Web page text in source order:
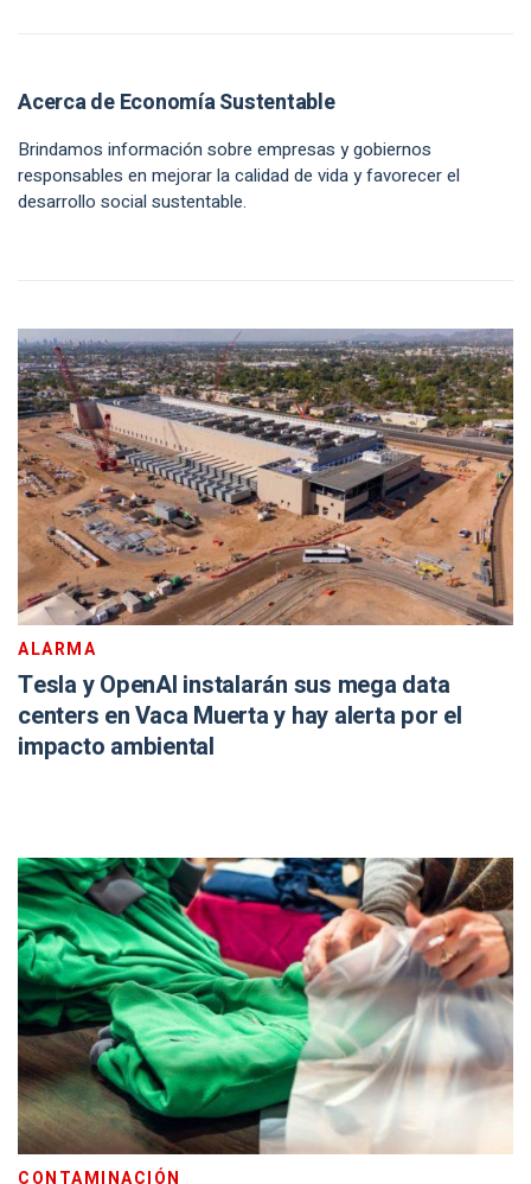
Acerca de Economía Sustentable
Brindamos información sobre empresas y gobiernos
responsables en mejorar la calidad de vida y favorecer el
desarrollo social sustentable.
ALARMA
Tesla y OpenAI instalarán sus mega data
centers en Vaca Muerta y hay alerta por el
impacto ambiental
CONTAMINACIÓN